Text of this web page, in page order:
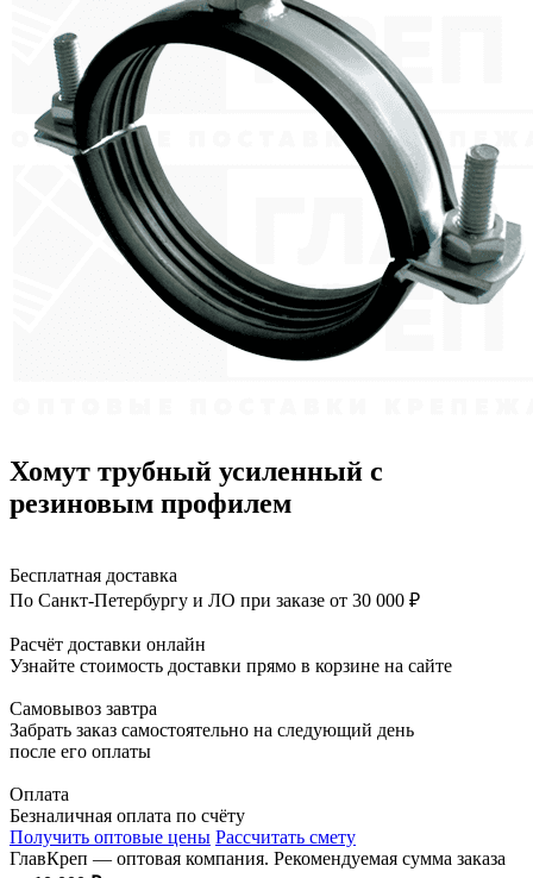
Хомут трубный усиленный с
резиновым профилем
Бесплатная доставка
По Санкт-Петербургу и ЛО при заказе от 30 000 ₽
Расчёт доставки онлайн
Узнайте стоимость доставки прямо в корзине на сайте
Самовывоз завтра
Забрать заказ самостоятельно на следующий день
после его оплаты
Оплата
Безналичная оплата по счёту
Получить оптовые цены Рассчитать смету
ГлавКреп — оптовая компания. Рекомендуемая сумма заказа